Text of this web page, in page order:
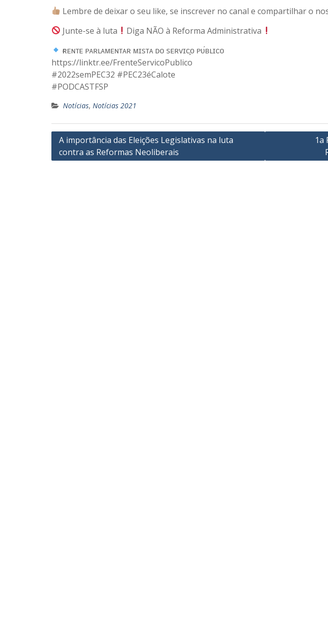
Lembre de deixar o seu like, se inscrever no canal e compartilhar o
Junte-se à luta
Diga NÃO à Reforma Administrativa
ғʀᴇɴᴛᴇ ᴘᴀʀʟᴀᴍᴇɴᴛᴀʀ ᴍɪsᴛᴀ ᴅᴏ sᴇʀᴠɪᴄ̧ᴏ ᴘᴜ́ʙʟɪᴄᴏ
https://linktr.ee/FrenteServicoPublico
#2022semPEC32 #PEC23éCalote
#PODCASTFSP
Notícias, Notícias 2021
Navegação
de
A importância das Eleições Legislativas na luta
contra as Reformas Neoliberais
1a